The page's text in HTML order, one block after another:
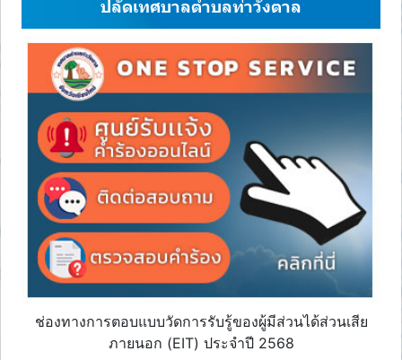
ปลัดเทศบาลตำบลท่าวังตาล
ช่องทางการตอบแบบวัดการรับรู้ของผู้มีส่วนได้ส่วนเสีย
ภายนอก (EIT) ประจำปี 2568